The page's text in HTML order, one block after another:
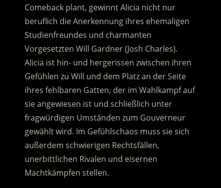
Comeback plant, gewinnt Alicia nicht nur
beruflich die Anerkennung ihres ehemaligen
Studienfreundes und charmanten
Vorgesetzten Will Gardner (Josh Charles).
Alicia ist hin- und hergerissen zwischen ihren
Gefühlen zu Will und dem Platz an der Seite
ihres fehlbaren Gatten, der im Wahlkampf auf
sie angewiesen ist und schließlich unter
fragwürdigen Umständen zum Gouverneur
gewählt wird. Im Gefühlschaos muss sie sich
außerdem schwierigen Rechtsfällen,
unerbittlichen Rivalen und eisernen
Machtkämpfen stellen.